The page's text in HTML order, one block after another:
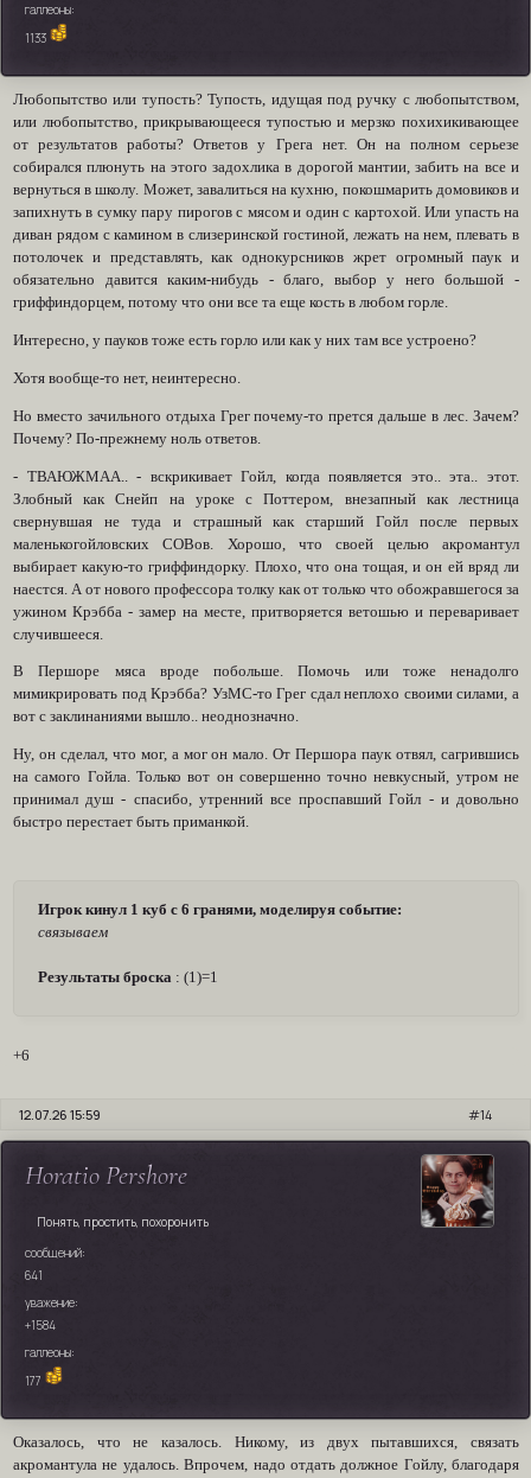
галлеоны:
1133
Любопытство или тупость? Тупость, идущая под ручку с любопытством,
или любопытство, прикрывающееся тупостью и мерзко похихикивающее
от результатов работы? Ответов у Грега нет. Он на полном серьезе
собирался плюнуть на этого задохлика в дорогой мантии, забить на все и
вернуться в школу. Может, завалиться на кухню, покошмарить домовиков и
запихнуть в сумку пару пирогов с мясом и один с картохой. Или упасть на
диван рядом с камином в слизеринской гостиной, лежать на нем, плевать в
потолочек и представлять, как однокурсников жрет огромный паук и
обязательно давится каким-нибудь - благо, выбор у него большой -
гриффиндорцем, потому что они все та еще кость в любом горле.
Интересно, у пауков тоже есть горло или как у них там все устроено?
Хотя вообще-то нет, неинтересно.
Но вместо зачильного отдыха Грег почему-то прется дальше в лес. Зачем?
Почему? По-прежнему ноль ответов.
- ТВАЮЖМАА.. - вскрикивает Гойл, когда появляется это.. эта.. этот.
Злобный как Снейп на уроке с Поттером, внезапный как лестница
свернувшая не туда и страшный как старший Гойл после первых
маленькогойловских СОВов. Хорошо, что своей целью акромантул
выбирает какую-то гриффиндорку. Плохо, что она тощая, и он ей вряд ли
наестся. А от нового профессора толку как от только что обожравшегося за
ужином Крэбба - замер на месте, притворяется ветошью и переваривает
случившееся.
В Першоре мяса вроде побольше. Помочь или тоже ненадолго
мимикрировать под Крэбба? УзМС-то Грег сдал неплохо своими силами, а
вот с заклинаниями вышло.. неоднозначно.
Ну, он сделал, что мог, а мог он мало. От Першора паук отвял, сагрившись
на самого Гойла. Только вот он совершенно точно невкусный, утром не
принимал душ - спасибо, утренний все проспавший Гойл - и довольно
быстро перестает быть приманкой.
Игрок кинул 1 куб с 6 гранями, моделируя событие:
связываем
Результаты броска : (1)=1
+6
14
12.07.26 15:59
Horatio Pershore
Понять, простить, похоронить
сообщений:
641
уважение:
+1584
галлеоны:
177
Оказалось, что не казалось. Никому, из двух пытавшихся, связать
акромантула не удалось. Впрочем, надо отдать должное Гойлу, благодаря